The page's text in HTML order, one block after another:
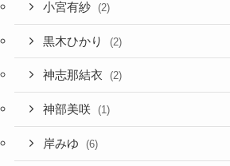
小宮有紗 (2)
黒木ひかり (2)
神志那結衣 (2)
神部美咲 (1)
岸みゆ (6)